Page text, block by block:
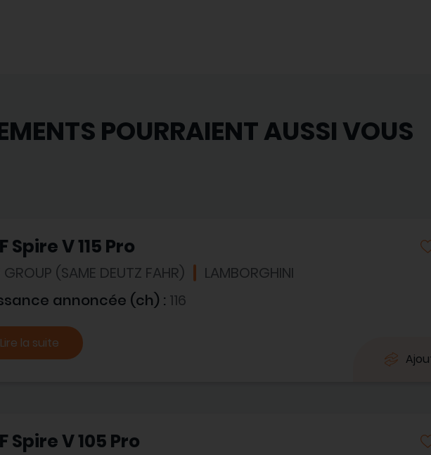
POURRAIENT AUSSI VOUS
Spire V 115 Pro
GROUP (SAME DEUTZ FAHR) LAMBORGHINI
annoncée (ch) : 116
Lire la suite
Spire V 105 Pro